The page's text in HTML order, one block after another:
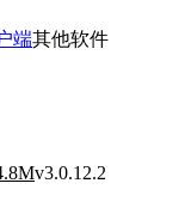
端其他软件
v3.0.12.2